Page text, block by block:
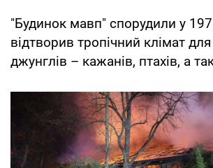
"Будинок мавп" спорудили у
відтворив тропічний клімат
джунглів – кажанів, птахів, а